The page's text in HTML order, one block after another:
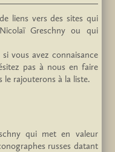
liens vers des sites qui
Greschny ou qui
vous avez connaisance
pas à nous en faire
le rajouterons à la liste.
qui met en valeur
russes datant